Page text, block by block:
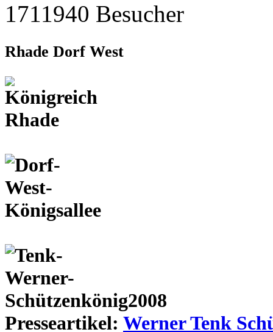
1711940 Besucher
Rhade Dorf West
Presseartikel: Werner Tenk